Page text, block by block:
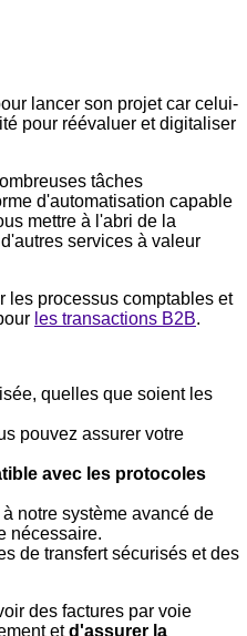
lancer son projet car celui-
pour réévaluer et digitaliser
tâches
d'automatisation capable
mettre à l'abri de la
services à valeur
les processus comptables et
les transactions B2B.
quelles que soient les
pouvez assurer votre
avec les protocoles
notre système avancé de
nécessaire.
de transfert sécurisés et des
des factures par voie
etd'assurer la